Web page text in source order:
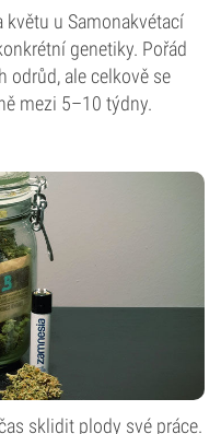
květu u Samonakvétací
genetiky. Pořád
odrůd, ale celkově se
mezi 5–10 týdny.
sklidit plody své práce.